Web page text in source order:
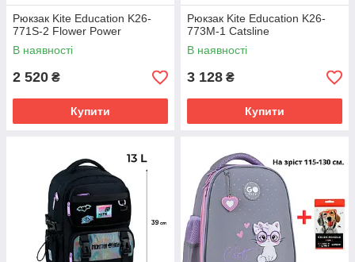
Рюкзак Kite Education K26-
771S-2 Flower Power
В наявності
2 520 ₴
Купити
Рюкзак Kite Education K26-
773M-1 Catsline
В наявності
3 128 ₴
Купити